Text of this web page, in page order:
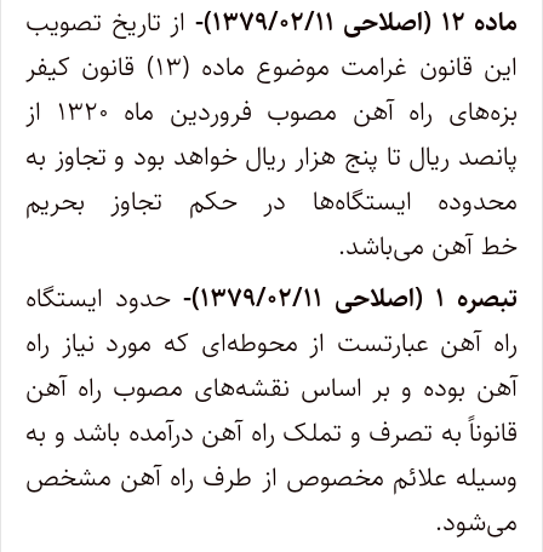
ماده ۱۲ (اصلاحی ۱۳۷۹/۰۲/۱۱)-
از تاریخ تصویب
این قانون غرامت موضوع ماده (۱۳) قانون کیفر
بزه‌های راه آهن مصوب فروردین ماه ۱۳۲۰ از
پانصد ریال تا پنج هزار‌ ریال خواهد بود و تجاوز به
محدوده ایستگاه‌ها در حکم تجاوز بحریم
خط آهن می‌باشد.
تبصره ۱ (اصلاحی ۱۳۷۹/۰۲/۱۱)-
حدود ایستگاه
راه آهن عبارتست از محوطه‌ای که مورد نیاز راه
آهن بوده و بر اساس نقشه‌های مصوب راه آهن
قانوناً به تصرف و تملک ‌راه آهن درآمده باشد و به
وسیله علائم مخصوص از طرف راه آهن مشخص
می‌شود.